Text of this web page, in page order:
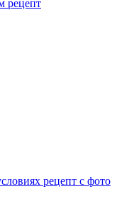
рецепт
рецепт с фото